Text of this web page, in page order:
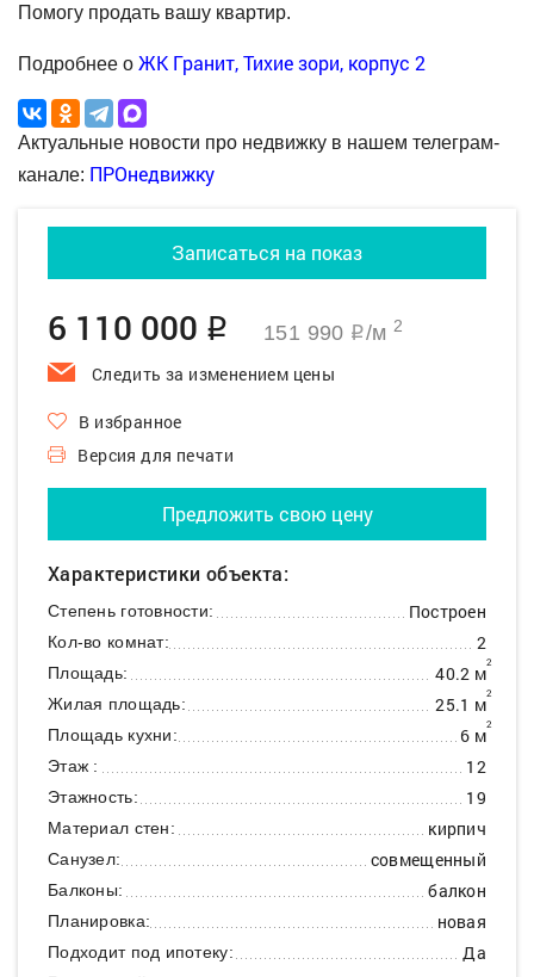
Помогу продать вашу квартир.
Подробнее о ЖК Гранит, Тихие зори, корпус 2
Актуальные новости про недвижку в нашем телеграм-
канале: ПРОнедвижку
Записаться на показ
6 110 000 q 151 990 q/м 2
Следить за изменением цены
В избранное
Версия для печати
Предложить свою цену
Характеристики объекта:
Степень готовности: Построен
Кол-во комнат: 2
Площадь: 40.2 м2
Жилая площадь: 25.1 м2
Площадь кухни: 6 м2
Этаж : 12
Этажность: 19
Материал стен: кирпич
Санузел: совмещенный
Балконы: балкон
Планировка: новая
Подходит под ипотеку: Да